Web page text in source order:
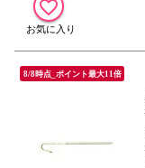
8/8時点_ポイント最大11倍